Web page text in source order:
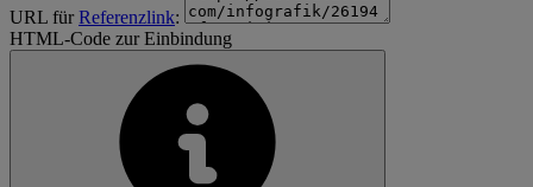
URL fürReferenzlink:
HTML-Code zur Einbindung